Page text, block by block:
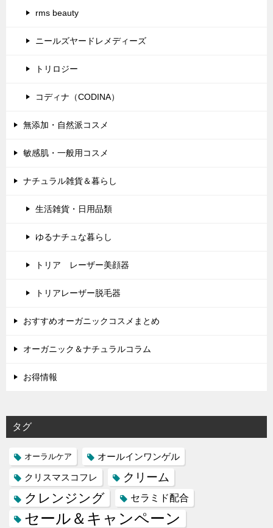
rms beauty
ニールズヤードレメディーズ
トリロジー
コディナ（CODINA）
無添加・自然派コスメ
敏感肌・一般用コスメ
ナチュラル雑貨＆暮らし
生活雑貨・日用品類
ゆるナチュな暮らし
トリア レーザー美顔器
トリアレーザー脱毛器
おすすめオーガニックコスメまとめ
オーガニック＆ナチュラルコラム
お得情報
タグ
オーラルケア
オールインワンゲル
クリスマスコフレ
クリーム
クレンジング セラミド配合
セール＆キャンペーン